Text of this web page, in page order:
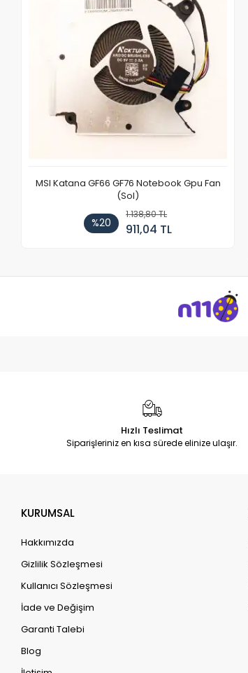
MSI Katana GF66 GF76 Notebook Gpu Fan
(Sol)
%20
1.138,80 TL
911,04 TL
Hızlı Teslimat
Siparişleriniz en kısa sürede elinize ulaşır.
KURUMSAL
Hakkımızda
Gizlilik Sözleşmesi
Kullanıcı Sözleşmesi
İade ve Değişim
Garanti Talebi
Blog